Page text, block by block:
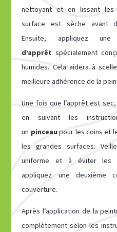
nettoyant et en lissant les
surface est sèche avant
Ensuite, appliquez une
d’apprêt spécialement
humides. Cela aidera à
meilleure adhérence de la
Une fois que l’apprêt est
en suivant les
un pinceaupour les coins et
les grandes surfaces.
uniforme et à éviter les
appliquez une deuxième
couverture.
Après l’application de la
complètement selon les